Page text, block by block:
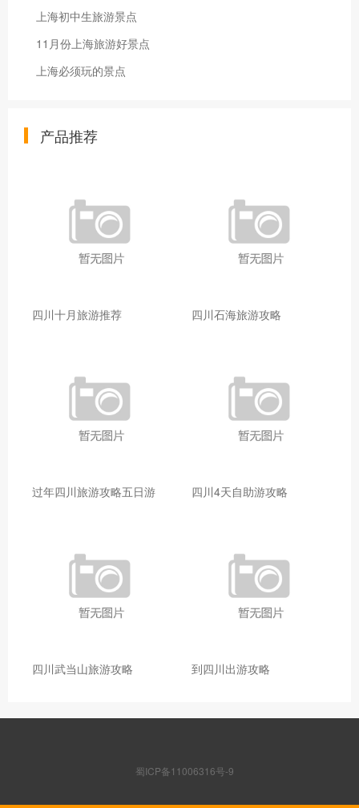
上海初中生旅游景点
11月份上海旅游好景点
上海必须玩的景点
产品推荐
四川十月旅游推荐 四川石海旅游攻略
过年四川旅游攻略五日游 四川4天自助游攻略
四川武当山旅游攻略 到四川出游攻略
蜀ICP备11006316号-9